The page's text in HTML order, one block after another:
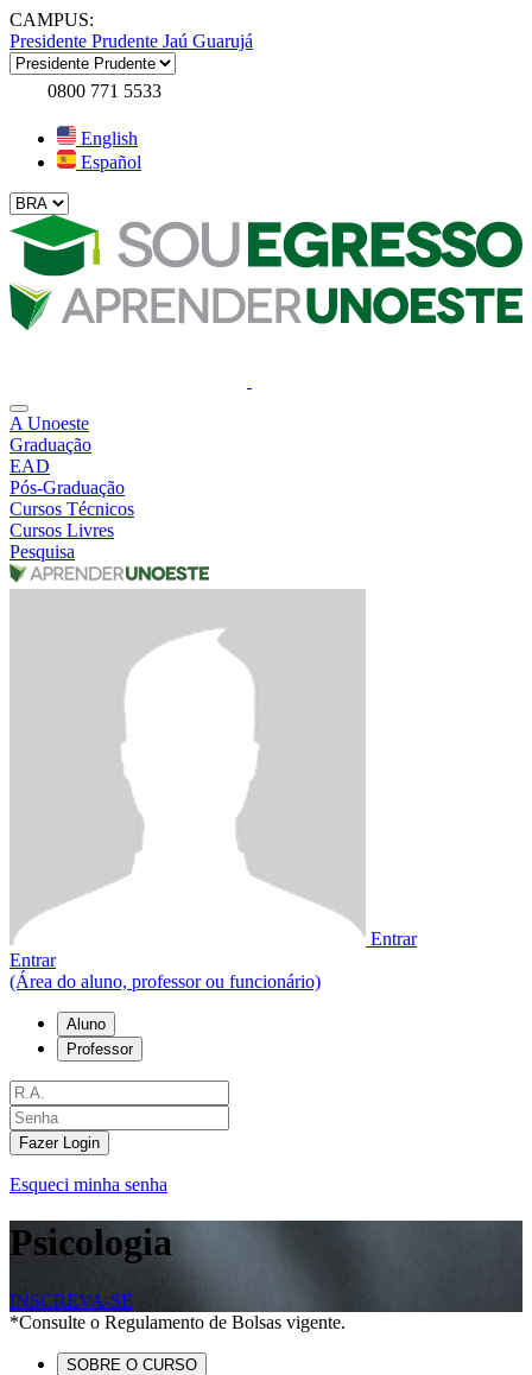
CAMPUS:
Presidente Prudente Jaú Guarujá
0800 771 5533
English
Español
A Unoeste
Graduação
EAD
Pós-Graduação
Cursos Técnicos
Cursos Livres
Pesquisa
Entrar
Entrar
(Área do aluno, professor ou funcionário)
Aluno
Professor
Fazer Login
Esqueci minha senha
Psicologia
INSCREVA-SE
*Consulte o Regulamento de Bolsas vigente.
SOBRE O CURSO